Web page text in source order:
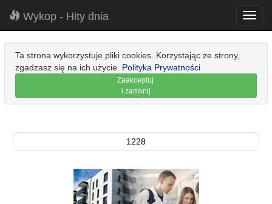
Wykop - Hity dnia
Ta strona wykorzystuje pliki cookies. Korzystając ze strony,
zgadzasz się na ich użycie. Polityka Prywatności
Zaakceptuj
i zamknij
1228